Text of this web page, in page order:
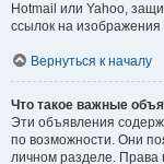
Hotmail или Yahoo,
ссылок на изображения
Вернуться к началу
Что такое важные
Эти объявления
по возможности. Они
личном разделе. Права